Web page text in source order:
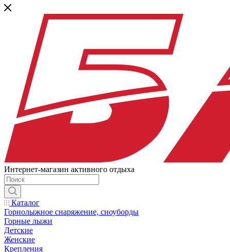
Интернет-магазин активного отдыха
Каталог
Горнолыжное снаряжение, сноуборды
Горные лыжи
Детские
Женские
Крепления